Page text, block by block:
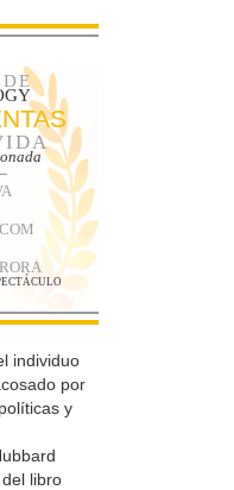
individuo
por
y
libro